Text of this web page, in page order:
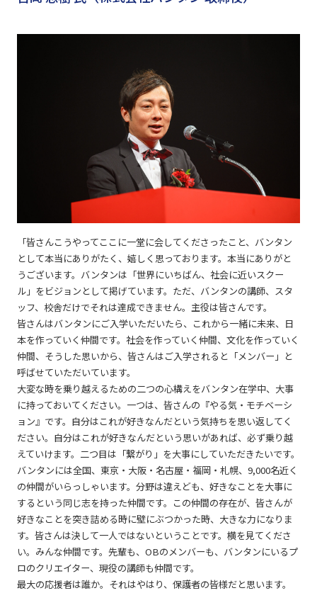
「皆さんこうやってここに一堂に会してくださったこと、バンタン
として本当にありがたく、嬉しく思っております。本当にありがと
うございます。バンタンは「世界にいちばん、社会に近いスクー
ル」をビジョンとして掲げています。ただ、バンタンの講師、スタ
ッフ、校舎だけでそれは達成できません。主役は皆さんです。
皆さんはバンタンにご入学いただいたら、これから一緒に未来、日
本を作っていく仲間です。社会を作っていく仲間、文化を作っていく
仲間、そうした思いから、皆さんはご入学されると「メンバー」と
呼ばせていただいています。
大変な時を乗り越えるための二つの心構えをバンタン在学中、大事
に持っておいてください。一つは、皆さんの『やる気・モチベーシ
ョン』です。自分はこれが好きなんだという気持ちを思い返してく
ださい。自分はこれが好きなんだという思いがあれば、必ず乗り越
えていけます。二つ目は「繋がり」を大事にしていただきたいです。
バンタンには全国、東京・大阪・名古屋・福岡・札幌、9,000名近く
の仲間がいらっしゃいます。分野は違えども、好きなことを大事に
するという同じ志を持った仲間です。この仲間の存在が、皆さんが
好きなことを突き詰める時に壁にぶつかった時、大きな力になりま
す。皆さんは決して一人ではないということです。横を見てくださ
い。みんな仲間です。先輩も、OBのメンバーも、バンタンにいるプ
ロのクリエイター、現役の講師も仲間です。
最大の応援者は誰か。それはやはり、保護者の皆様だと思います。